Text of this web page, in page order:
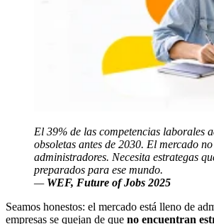
El 39% de las competencias laborales
obsoletas antes de 2030. El mercado
administradores. Necesita estrategas
preparados para ese mundo.
— WEF, Future of Jobs 2025
Seamos honestos: el mercado está lleno de
empresas se quejan de que no encuentran